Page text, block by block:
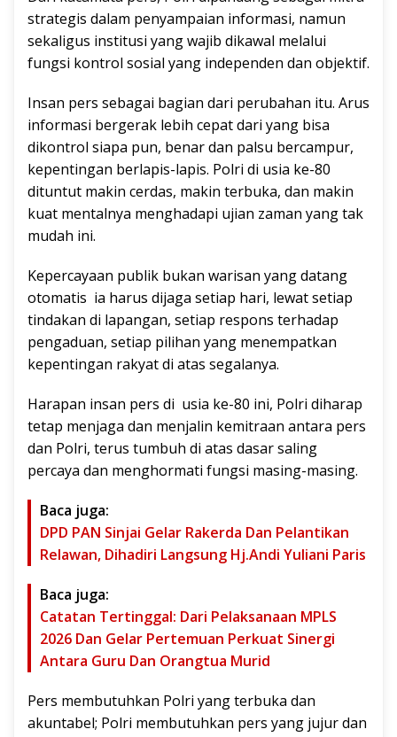
strategis dalam penyampaian informasi, namun
sekaligus institusi yang wajib dikawal melalui
fungsi kontrol sosial yang independen dan objektif.
Insan pers sebagai bagian dari perubahan itu. Arus
informasi bergerak lebih cepat dari yang bisa
dikontrol siapa pun, benar dan palsu bercampur,
kepentingan berlapis-lapis. Polri di usia ke-80
dituntut makin cerdas, makin terbuka, dan makin
kuat mentalnya menghadapi ujian zaman yang tak
mudah ini.
Kepercayaan publik bukan warisan yang datang
otomatis ia harus dijaga setiap hari, lewat setiap
tindakan di lapangan, setiap respons terhadap
pengaduan, setiap pilihan yang menempatkan
kepentingan rakyat di atas segalanya.
Harapan insan pers di usia ke-80 ini, Polri diharap
tetap menjaga dan menjalin kemitraan antara pers
dan Polri, terus tumbuh di atas dasar saling
percaya dan menghormati fungsi masing-masing.
Baca juga:
DPD PAN Sinjai Gelar Rakerda Dan Pelantikan
Relawan, Dihadiri Langsung Hj.Andi Yuliani Paris
Baca juga:
Catatan Tertinggal: Dari Pelaksanaan MPLS
2026 Dan Gelar Pertemuan Perkuat Sinergi
Antara Guru Dan Orangtua Murid
Pers membutuhkan Polri yang terbuka dan
akuntabel; Polri membutuhkan pers yang jujur dan